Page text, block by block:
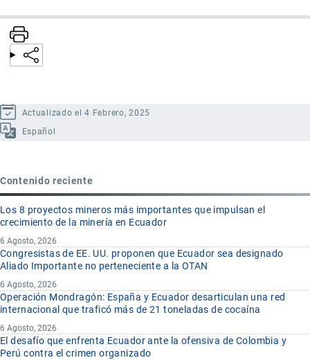
Actualizado el 4 Febrero, 2025
Español
Contenido reciente
Los 8 proyectos mineros más importantes que impulsan el
crecimiento de la minería en Ecuador
6 Agosto, 2026
Congresistas de EE. UU. proponen que Ecuador sea designado
Aliado Importante no perteneciente a la OTAN
6 Agosto, 2026
Operación Mondragón: España y Ecuador desarticulan una red
internacional que traficó más de 21 toneladas de cocaína
6 Agosto, 2026
El desafío que enfrenta Ecuador ante la ofensiva de Colombia y
Perú contra el crimen organizado